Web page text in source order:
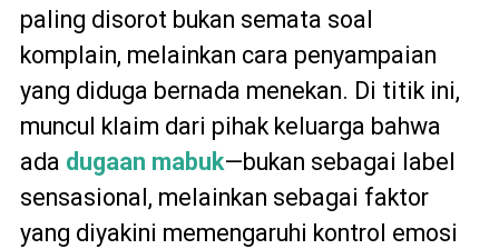
paling disorot bukan semata soal
komplain, melainkan cara penyampaian
yang diduga bernada menekan. Di titik ini,
muncul klaim dari pihak keluarga bahwa
ada dugaan mabuk—bukan sebagai label
sensasional, melainkan sebagai faktor
yang diyakini memengaruhi kontrol emosi